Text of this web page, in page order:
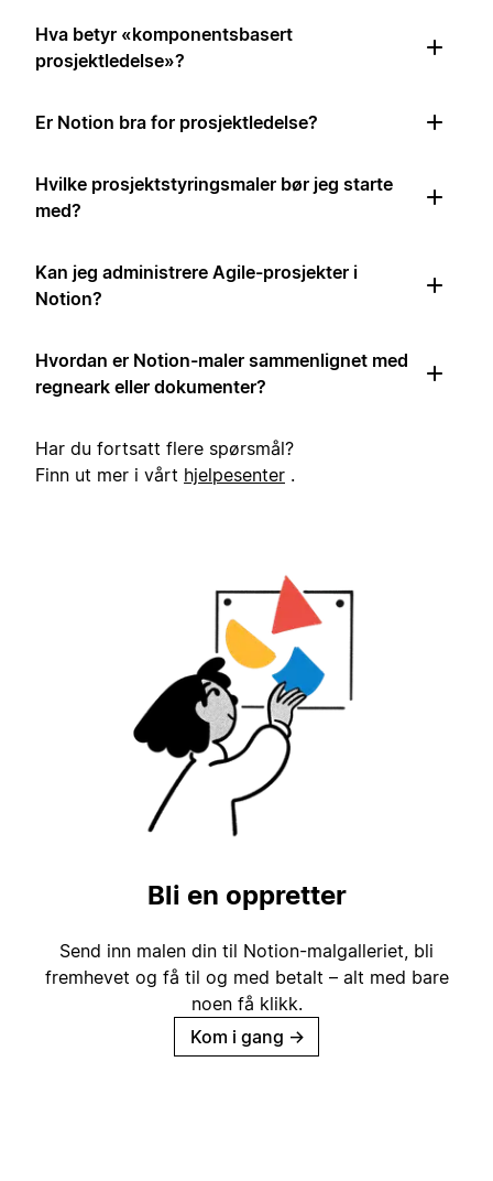
Hva betyr «komponentsbasert
prosjektledelse»?
Er Notion bra for prosjektledelse?
Hvilke prosjektstyringsmaler bør jeg starte
med?
Kan jeg administrere Agile-prosjekter i
Notion?
Hvordan er Notion-maler sammenlignet med
regneark eller dokumenter?
Har du fortsatt flere spørsmål?
Finn ut mer i vårt hjelpesenter .
Bli en oppretter
Send inn malen din til Notion-malgalleriet, bli
fremhevet og få til og med betalt – alt med bare
noen få klikk.
Kom i gang →